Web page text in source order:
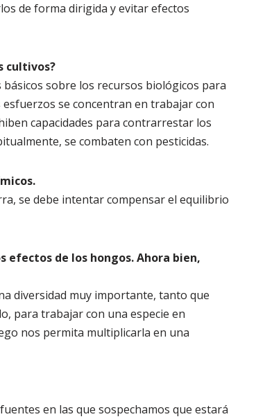
de forma dirigida y evitar efectos
cultivos?
sobre los recursos biológicos para
se concentran en trabajar con
capacidades para contrarrestar los
se combaten con pesticidas.
se debe intentar compensar el equilibrio
efectos de los hongos. Ahora bien,
diversidad muy importante, tanto que
para trabajar con una especie en
nos permita multiplicarla en una
en las que sospechamos que estará